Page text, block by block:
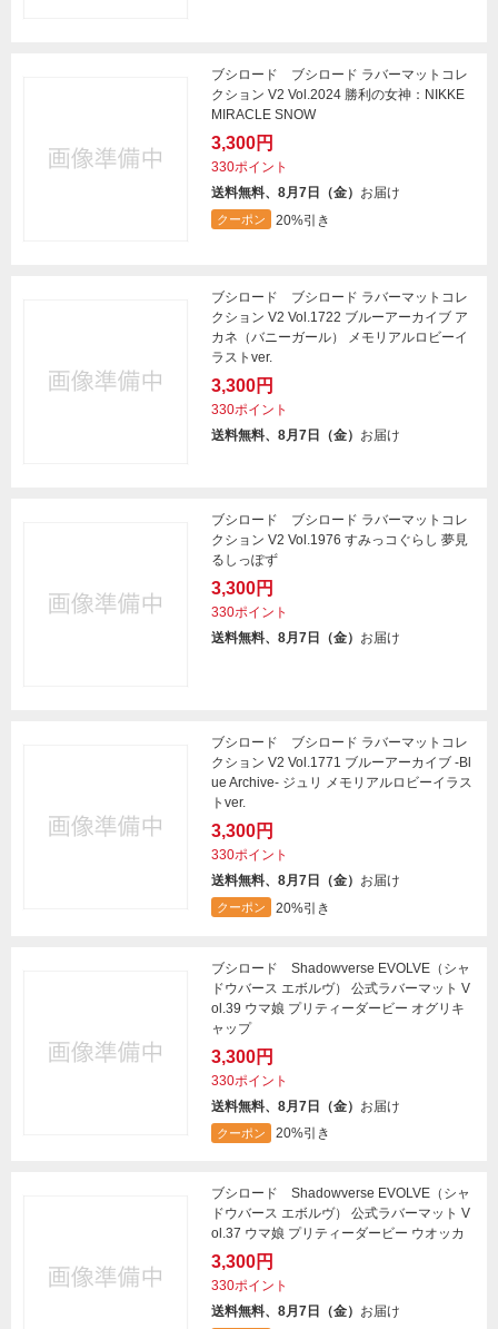
ブシロード ブシロード ラバーマットコレ
クション V2 Vol.2024 勝利の女神：NIKKE
MIRACLE SNOW
3,300円
330ポイント
送料無料、8月7日（金） お届け
クーポン 20%引き
ブシロード ブシロード ラバーマットコレ
クション V2 Vol.1722 ブルーアーカイブ ア
カネ（バニーガール） メモリアルロビーイ
ラストver.
3,300円
330ポイント
送料無料、8月7日（金） お届け
ブシロード ブシロード ラバーマットコレ
クション V2 Vol.1976 すみっコぐらし 夢見
るしっぽず
3,300円
330ポイント
送料無料、8月7日（金） お届け
ブシロード ブシロード ラバーマットコレ
クション V2 Vol.1771 ブルーアーカイブ -Bl
ue Archive- ジュリ メモリアルロビーイラス
トver.
3,300円
330ポイント
送料無料、8月7日（金） お届け
クーポン 20%引き
ブシロード Shadowverse EVOLVE（シャ
ドウバース エボルヴ） 公式ラバーマット V
ol.39 ウマ娘 プリティーダービー オグリキ
ャップ
3,300円
330ポイント
送料無料、8月7日（金） お届け
クーポン 20%引き
ブシロード Shadowverse EVOLVE（シャ
ドウバース エボルヴ） 公式ラバーマット V
ol.37 ウマ娘 プリティーダービー ウオッカ
3,300円
330ポイント
送料無料、8月7日（金） お届け